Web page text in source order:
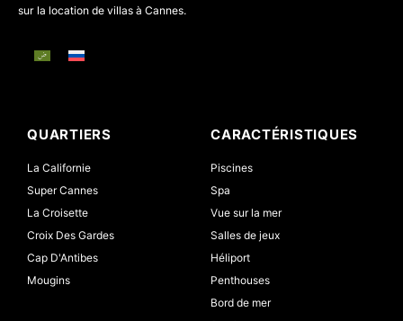
sur la location de villas à Cannes.
QUARTIERS
La Californie
Super Cannes
La Croisette
Croix Des Gardes
Cap D'Antibes
Mougins
CARACTÉRISTIQUES
Piscines
Spa
Vue sur la mer
Salles de jeux
Héliport
Penthouses
Bord de mer